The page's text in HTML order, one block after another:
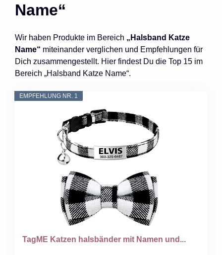
Name“
Wir haben Produkte im Bereich „Halsband Katze
Name“ miteinander verglichen und Empfehlungen für
Dich zusammengestellt. Hier findest Du die Top 15 im
Bereich „Halsband Katze Name“.
EMPFEHLUNG NR. 1
TagME Katzen halsbänder mit Namen und...